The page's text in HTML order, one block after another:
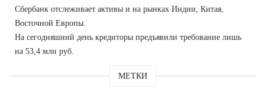
Сбербанк отслеживает активы и на рынках Индии, Китая,
Восточной Европы.
На сегодняшний день кредиторы предъявили требование лишь
на 53,4 млн руб.
МЕТКИ